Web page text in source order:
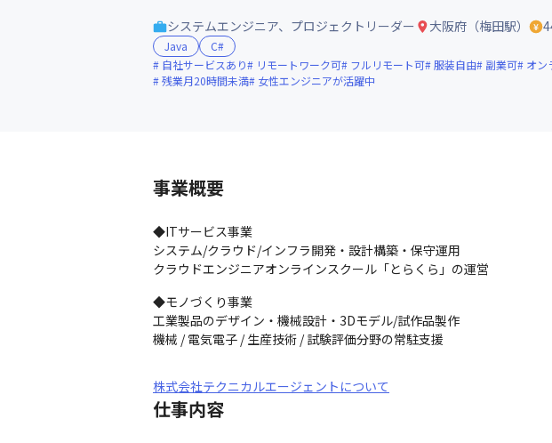
システムエンジニア、プロジェクトリーダー 大阪府（梅田駅）
Java
C#
自社サービスあり
リモートワーク可 フルリモート可 服装自由 副業可 オン
残業月20時間未満
女性エンジニアが活躍中
事業概要
◆ITサービス事業
システム/クラウド/インフラ開発・設計構築・保守運用
クラウドエンジニアオンラインスクール「とらくら」の運営
◆モノづくり事業
工業製品のデザイン・機械設計・3Dモデル/試作品製作
機械 / 電気電子 / 生産技術 / 試験評価分野の常駐支援
株式会社テクニカルエージェントについて
仕事内容